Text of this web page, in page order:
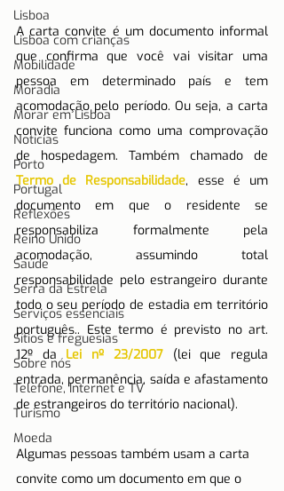
Lisboa
Lisboa com crianças
Mobilidade
Moradia
Morar em Lisboa
Notícias
Porto
Portugal
Reflexões
Reino Unido
Saúde
Serra da Estrela
Serviços essenciais
Sítios e freguesias
Sobre nós
Telefone, Internet e TV
Turismo
Moeda
A carta convite é um documento informal
que confirma que você vai visitar uma
pessoa em determinado país e tem
acomodação pelo período. Ou seja, a carta
convite funciona como uma comprovação
Termo de Responsabilidade, esse é um
documento em que o residente se
responsabiliza formalmente pela
acomodação, assumindo total
responsabilidade pelo estrangeiro durante
todo o seu período de estadia em território
português.. Este termo é previsto no art.
12º da Lei nº 23/2007 (lei que regula
entrada, permanência, saída e afastamento
de estrangeiros do território nacional).
Algumas pessoas também usam a carta
convite como um documento em que o